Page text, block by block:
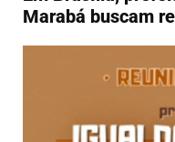
Marabá buscam